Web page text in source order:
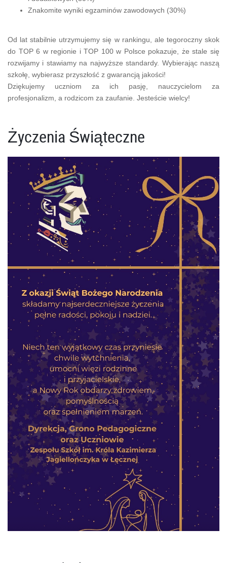
Znakomite wyniki egzaminów zawodowych (30%)
Od lat stabilnie utrzymujemy się w rankingu, ale tegoroczny skok
do TOP 6 w regionie i TOP 100 w Polsce pokazuje, że stale się
rozwijamy i stawiamy na najwyższe standardy. Wybierając naszą
szkołę, wybierasz przyszłość z gwarancją jakości!
Dziękujemy uczniom za ich pasję, nauczycielom za
profesjonalizm, a rodzicom za zaufanie. Jesteście wielcy!
Życzenia Świąteczne